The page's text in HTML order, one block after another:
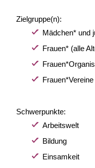
Zielgruppe(n):
Mädchen* und
Frauen* (alle
Frauen*Vereine
Schwerpunkte:
Arbeitswelt
Bildung
Einsamkeit